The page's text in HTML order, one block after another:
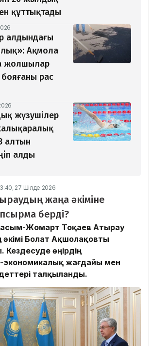
құттықтады
алдындағы
Ақмола
жолшылар
рас
жүзушілер
алтын
алды
27 Шілде 2026
жаңа әкіміне
берді?
Жомарт Тоқаев Атырау
Болат Ақшолақовты
өңірдің
экономикалық жағдайы мен
талқыланды.